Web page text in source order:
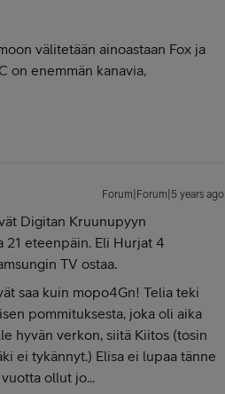
välitetään ainoastaan Fox ja
on enemmän kanavia,
Forum|Forum|5 years ago
Digitan Kruunupyyn
21 eteenpäin. Eli Hurjat 4
TV ostaa.
saa kuin mopo4Gn! Telia teki
pommituksesta, joka oli aika
hyvän verkon, siitä Kiitos (tosin
ei tykännyt.) Elisa ei lupaa tänne
ollut jo...